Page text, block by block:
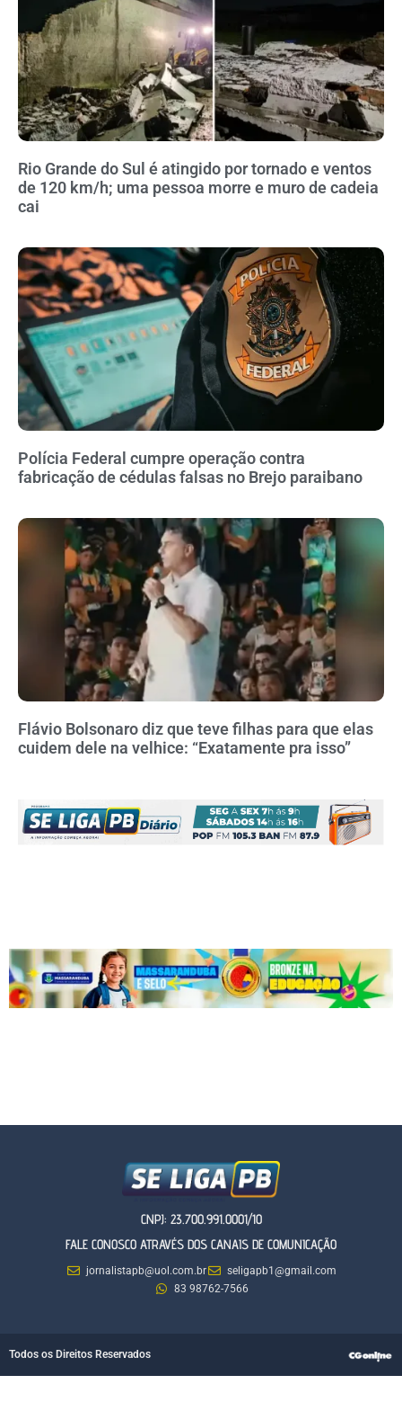
Rio Grande do Sul é atingido por tornado e ventos
de 120 km/h; uma pessoa morre e muro de cadeia
cai
Polícia Federal cumpre operação contra
fabricação de cédulas falsas no Brejo paraibano
Flávio Bolsonaro diz que teve filhas para que elas
cuidem dele na velhice: “Exatamente pra isso”
CNPJ: 23.700.991.0001/10
FALE CONOSCO ATRAVÉS DOS CANAIS DE COMUNICAÇÃO
jornalistapb@uol.com.br
seligapb1@gmail.com
83 98762-7566
Todos os Direitos Reservados